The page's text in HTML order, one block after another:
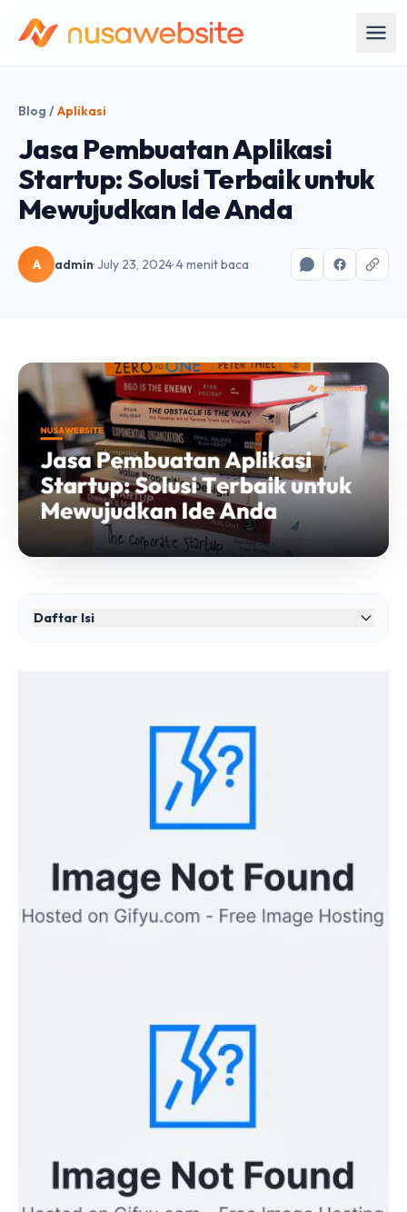
Blog /Aplikasi
Jasa Pembuatan Aplikasi
Startup: Solusi Terbaik untuk
Mewujudkan Ide Anda
A admin· July 23, 2024· 4 menit baca
Daftar Isi